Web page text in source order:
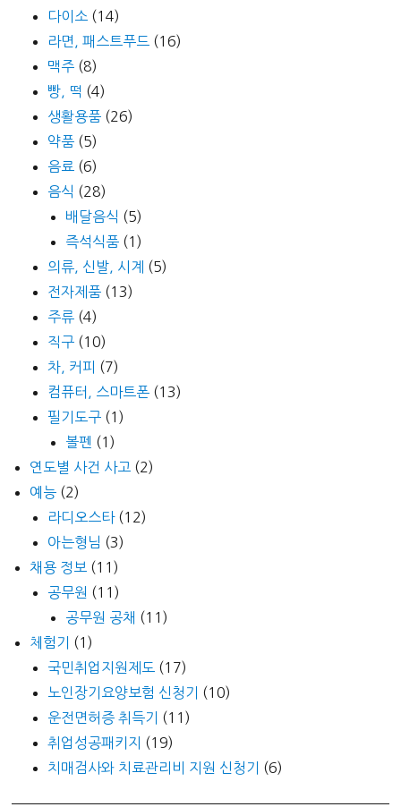
다이소 (14)
라면, 패스트푸드 (16)
맥주 (8)
빵, 떡 (4)
생활용품 (26)
약품 (5)
음료 (6)
음식 (28)
배달음식 (5)
즉석식품 (1)
의류, 신발, 시계
(5)
전자제품 (13)
주류 (4)
직구 (10)
차, 커피 (7)
컴퓨터, 스마트폰 (13)
필기도구 (1)
볼펜 (1)
연도별 사건 사고 (2)
예능 (2)
라디오스타(12)
아는형님 (3)
채용 정보 (11)
공무원 (11)
공무원 공채 (11)
체험기
(1)
국민취업지원제도 (17)
노인장기요양보험 신청기
(10)
운전면허증 취득기
(11)
취업성공패키지
(19)
치매검사와 치료관리비 지원 신청기
(6)